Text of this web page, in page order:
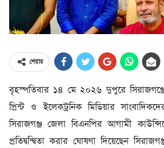
শেয়ার
বৃহস্পতিবার ১৪ মে ২০২৬ দুপুরে
প্রিন্ট ও ইলেকট্রনিক মিডিয়ার
সিরাজগঞ্জ জেলা বিএনপির আগামী
প্রতিদ্বন্দ্বিতা করার ঘোষণা দিয়েছেন